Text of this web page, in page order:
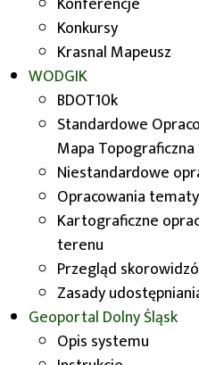
Konkursy
Krasnal Mapeusz
WODGIK
BDOT10k
Standardowe
Mapa Topograficzna
Niestandardowe
Opracowania
Kartograficzne
terenu
Przegląd
Zasady
Geoportal Dolny Śląsk
Opis systemu
Geodezyjnego i
Kartograficznego
1. Materiały z zasobu
podstawie wniosku o
materiałów
geodezyjnego i
2. Składanie wniosków
Wniosek
pisemnej:
w